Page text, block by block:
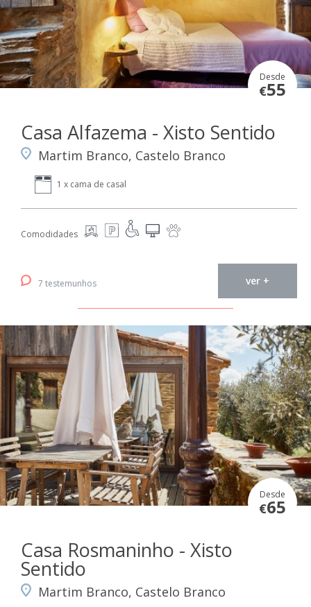
Desde
€55
Casa Alfazema - Xisto Sentido
Martim Branco, Castelo Branco
1 x cama de casal
Comodidades
7 testemunhos ver +
Desde
€65
Casa Rosmaninho - Xisto
Sentido
Martim Branco, Castelo Branco